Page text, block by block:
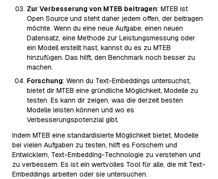
Zur Verbesserung von MTEB beitragen: MTEB ist
Open Source und steht daher jedem offen, der beitragen
möchte. Wenn du eine neue Aufgabe, einen neuen
Datensatz, eine Methode zur Leistungsmessung oder
ein Modell erstellt hast, kannst du es zu MTEB
hinzufügen. Das hilft, den Benchmark noch besser zu
machen.
Forschung: Wenn du Text-Embeddings untersuchst,
bietet dir MTEB eine gründliche Möglichkeit, Modelle zu
testen. Es kann dir zeigen, was die derzeit besten
Modelle leisten können und wo es
Verbesserungspotenzial gibt.
Indem MTEB eine standardisierte Möglichkeit bietet, Modelle
bei vielen Aufgaben zu testen, hilft es Forschern und
Entwicklern, Text-Embedding-Technologie zu verstehen und
zu verbessern. Es ist ein wertvolles Tool für alle, die mit Text-
Embeddings arbeiten oder sie untersuchen.